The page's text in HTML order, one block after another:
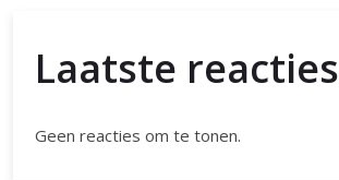
Laatste reacties
Geen reacties om te tonen.